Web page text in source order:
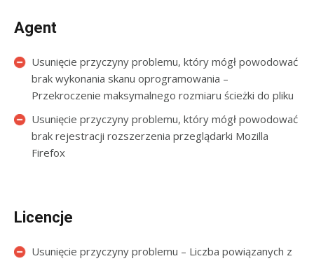
Agent
Usunięcie przyczyny problemu, który mógł powodować
brak wykonania skanu oprogramowania –
Przekroczenie maksymalnego rozmiaru ścieżki do pliku
Usunięcie przyczyny problemu, który mógł powodować
brak rejestracji rozszerzenia przeglądarki Mozilla
Firefox
Licencje
Usunięcie przyczyny problemu – Liczba powiązanych z